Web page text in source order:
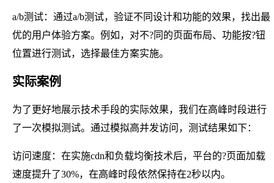
a/b测试：通过a/b测试，验证不同设计和功能的效果，找出最
优的用户体验方案。例如，对不?同的页面布局、功能按?钮
位置进行测试，选择最佳方案实施。
实际案例
为了更好地展示技术手段的实际效果，我们在高峰时段进行
了一次模拟测试。通过模拟高并发访问，测试结果如下：
访问速度：在实施cdn和负载均衡技术后，平台的?页面加载
速度提升了30%，在高峰时段依然保持在2秒以内。